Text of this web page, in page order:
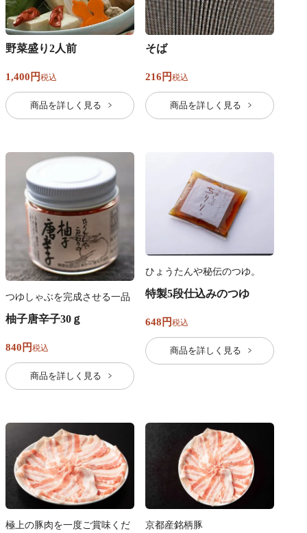
野菜盛り2人前
1,400 税込
商品を詳しく見る
そば
216 税込
商品を詳しく見る
つゆしゃぶを完成させる一品
柚子唐辛子30ｇ
840 税込
商品を詳しく見る
ひょうたんや秘伝のつゆ。
特製5段仕込みのつゆ
648 税込
商品を詳しく見る
極上の豚肉を一度ご賞味くだ
京都産銘柄豚